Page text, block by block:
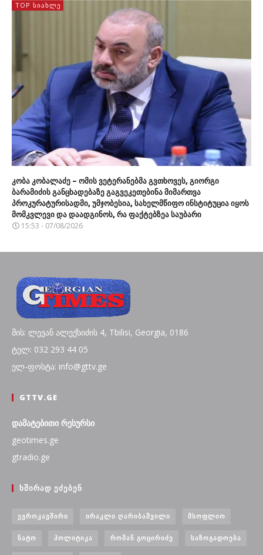
TOP ᲡᲘᲐᲮᲚᲔ
კობა კობალაძე – ომის ვეტერანებმა გვთხოვეს, გიორგი
ბარამიძის განცხადებაზე გაგვეკეთებინა მიმართვა
პროკურატურისადმი, უმჯობესია, სახელმწიფო ინსტიტუცია იყოს
მომკვლევი და დაადგინოს, რა ფაქტებზეა საუბარი
15:53 - 07/08/2026
მის: ლევან ალექსიძის 4, Tbilisi, Georgia, 0186
ტელ: 032 293 44 05
ელ-ფოსტა: info@gttv.ge
GTTV.GE
დამატებითი რესურსი
geotimes.ge
gtradio.ge
ᲮᲨᲘᲠᲐᲓ ᲔᲫᲔᲑᲔᲜ
ᲔᲕᲠᲝᲙᲐᲕᲨᲘᲠᲘ ᲘᲠᲐᲙᲚᲘ ᲦᲐᲠᲘᲑᲐᲨᲕᲘᲚᲘ ᲛᲡᲝᲤᲚᲘᲝ
ᲜᲐᲢᲝ ᲞᲝᲚᲘᲢᲘᲙᲐ ᲠᲝᲛᲐᲜ ᲒᲝᲪᲘᲠᲘᲫᲔ ᲡᲐᲖᲝᲒᲐᲓᲝᲔᲑᲐ